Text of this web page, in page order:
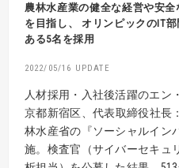
農林水産業の健全な経営や安
を目指し、 オリンピックのIT
ある5名を採用
2022/05/16
人材採用・入社後活躍のエン
京都新宿区、代表取締役社長
林水産省の『ソーシャルイン
施。検査官（サイバーセキュ